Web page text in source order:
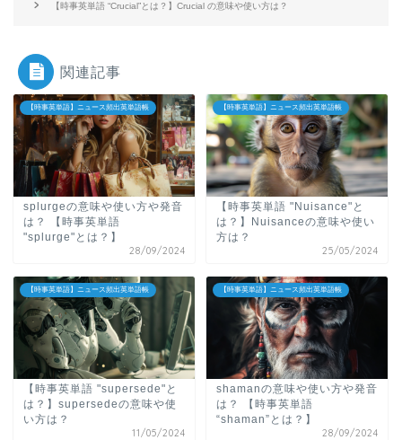
【時事英単語 “Crucial”とは？】Crucial の意味や使い方は？
関連記事
【時事英単語】ニュース頻出英単語帳
splurgeの意味や使い方や発音
は？
【時事英単語
"splurge"とは？】
28/09/2024
【時事英単語】ニュース頻出英単語帳
【時事英単語 "Nuisance"と
は？】Nuisanceの意味や使い
方は？
25/05/2024
【時事英単語】ニュース頻出英単語帳
【時事英単語 "supersede"と
は？】supersedeの意味や使
い方は？
11/05/2024
【時事英単語】ニュース頻出英単語帳
shamanの意味や使い方や発音
は？ 【時事英単語
“shaman”とは？】
28/09/2024